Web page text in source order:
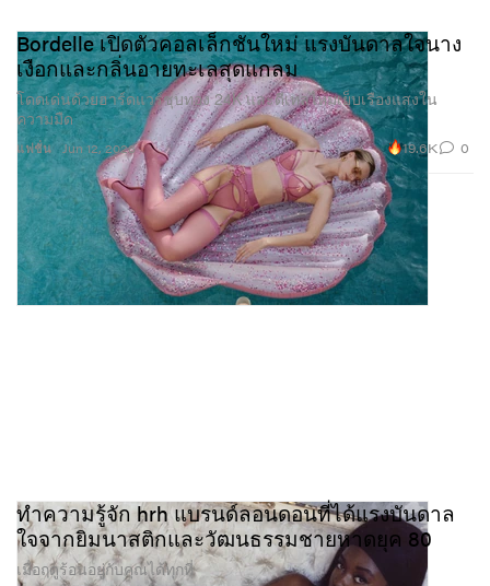
แฟชั่น
Bordelle เปิดตัวคอลเล็กชันใหม่ แรงบันดาลใจนาง
เงือกและกลิ่นอายทะเลสุดแกลม
โดดเด่นด้วยฮาร์ดแวร์ชุบทอง 24K และดีเทลไหมเย็บเรืองแสงใน
ความมืด
Jun 12, 2026 19.6K 0
ทำความรู้จัก hrh แบรนด์ลอนดอนที่ได้แรงบันดาล
ใจจากยิมนาสติกและวัฒนธรรมชายหาดยุค 80
เมื่อฤดูร้อนอยู่กับคุณได้ทุกที่